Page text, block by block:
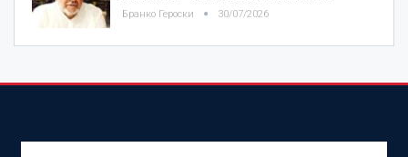
Бранко Героски 30/07/2026